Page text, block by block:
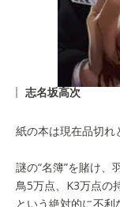
志名坂高次
紙の本は現在品切れ
謎の“名簿”を賭け、
鳥5万点、K3万点の
という絶対的に不利